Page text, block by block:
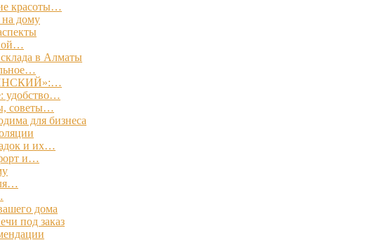
красоты…
на дому
в Алматы
удобство…
советы…
для бизнеса
и их…
и…
дома
под заказ